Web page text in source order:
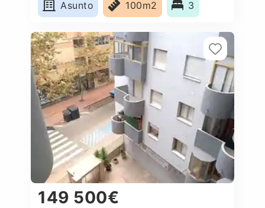
Asunto 100m2 3
149 500€